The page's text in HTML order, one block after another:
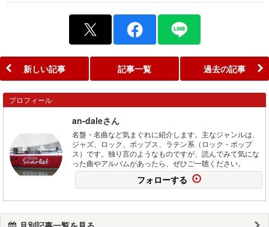
新しい記事 記事一覧 過去の記事
プロフィール
an-daleさん
名盤・名曲など気まぐれに紹介します。主なジャンルは、
ジャズ、ロック、ポップス、ラテン系（ロック・ポップ
ス）です。独り言のようなものですが、読んでみて気にな
った曲やアルバムがあったら、ぜひご一聴ください。
フォローする